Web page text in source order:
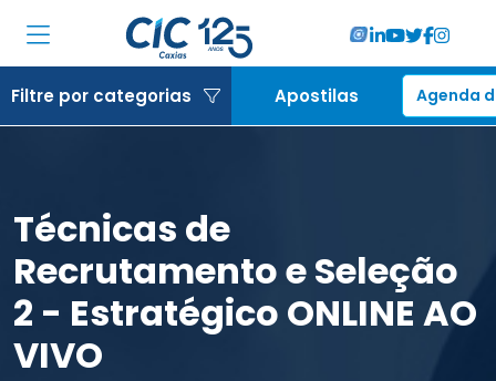
Associadas
Locações
RA CIC Caxias
Filtre por categorias Apostilas Agenda
Técnicas de
Recrutamento e Seleção
2 - Estratégico ONLINE AO
VIVO